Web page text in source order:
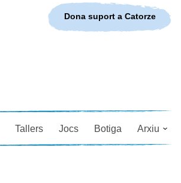
Tallers Jocs Botiga Arxiu
Dona suport a Catorze